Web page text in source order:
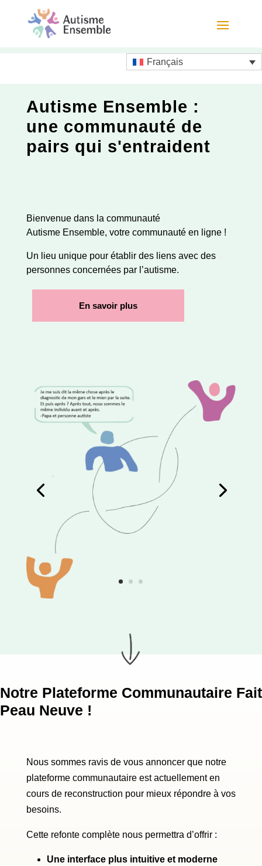
Français
Autisme Ensemble :
une communauté de
pairs qui s'entraident
Bienvenue dans la communauté
Autisme Ensemble, votre communauté en ligne !
Un lieu unique pour établir des liens avec des
personnes concernées par l’autisme.
En savoir plus
Notre Plateforme Communautaire Fait
Peau Neuve !
Nous sommes ravis de vous annoncer que notre
plateforme communautaire est actuellement en
cours de reconstruction pour mieux répondre à vos
besoins.
Cette refonte complète nous permettra d’offrir :
Une interface plus intuitive et moderne